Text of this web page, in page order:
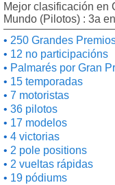
Mejor clasificación en
Mundo (Pilotos) : 3a en
250 Grandes
12 no participacións
Palmarés por Gran
15 temporadas
7 motoristas
36 pilotos
17 modelos
4 victorias
2 pole positions
2 vueltas rápidas
19 pódiums